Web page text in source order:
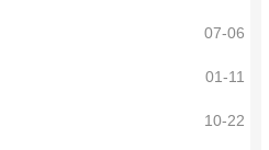
07-06
01-11
10-22